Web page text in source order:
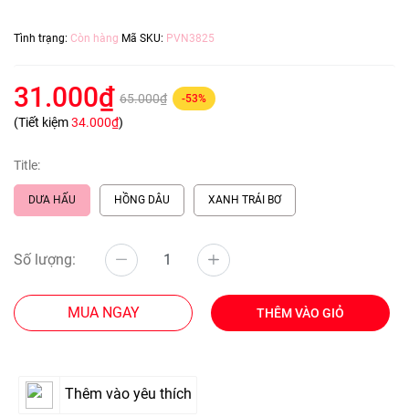
Tình trạng: Còn hàng Mã SKU: PVN3825
31.000₫ 65.000₫ -53%
(Tiết kiệm34.000₫)
Title:
DƯA HẤU HỒNG DÂU XANH TRÁI BƠ
Số lượng:
MUA NGAY THÊM VÀO GIỎ
Thêm vào yêu thích